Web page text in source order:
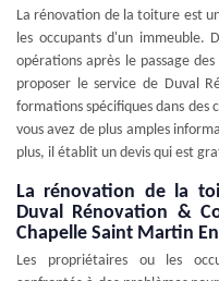
La rénovation de la toiture est
les occupants d'un immeuble.
opérations après le passage
proposer le service de Duval
formations spécifiques dans
vous avez de plus amples
plus, il établit un devis qui est
La rénovation de la
Duval Rénovation &
Chapelle Saint Martin En
Les propriétaires ou les